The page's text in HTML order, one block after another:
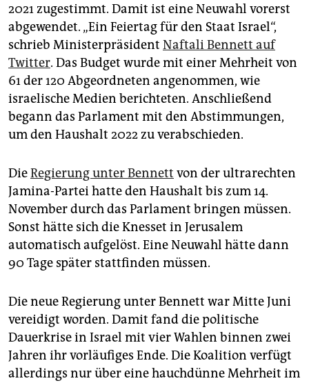
unterstützen
abo
genossenschaft
epaper login
2021 zugestimmt. Damit ist eine Neuwahl vorerst
abgewendet. „Ein Feiertag für den Staat Israel“,
schrieb Ministerpräsident Naftali Bennett auf
Twitter. Das Budget wurde mit einer Mehrheit von
61 der 120 Abgeordneten angenommen, wie
israelische Medien berichteten. Anschließend
begann das Parlament mit den Abstimmungen,
um den Haushalt 2022 zu verabschieden.
DieRegierung unter Bennett von der ultrarechten
Jamina-Partei hatte den Haushalt bis zum 14.
November durch das Parlament bringen müssen.
Sonst hätte sich die Knesset in Jerusalem
automatisch aufgelöst. Eine Neuwahl hätte dann
90 Tage später stattfinden müssen.
Die neue Regierung unter Bennett war Mitte Juni
vereidigt worden. Damit fand die politische
Dauerkrise in Israel mit vier Wahlen binnen zwei
Jahren ihr vorläufiges Ende. Die Koalition verfügt
allerdings nur über eine hauchdünne Mehrheit im